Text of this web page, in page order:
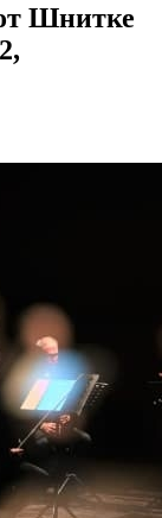
Шнитке